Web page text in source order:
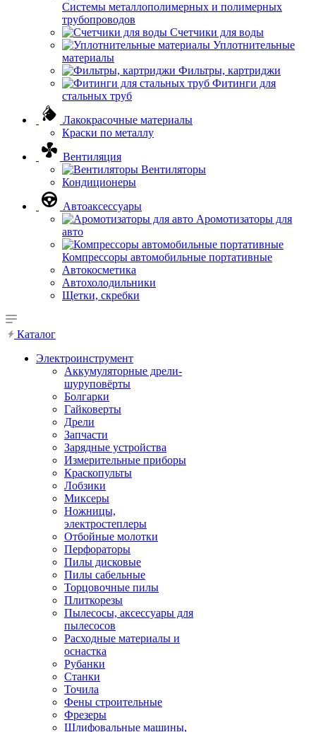
Системы металлополимерных и полимерных
трубопроводов
Счетчики для воды
Уплотнительные
материалы
Фильтры, картриджи
Фитинги для
стальных труб
Лакокрасочные материалы
Краски по металлу
Вентиляция
Вентиляторы
Кондиционеры
Автоаксессуары
Аромотизаторы для
авто
Компрессоры автомобильные портативные
Автокосметика
Автохолодильники
Щетки, скребки
Каталог
Электроинструмент
Аккумуляторные дрели-
шуруповёрты
Болгарки
Гайковерты
Дрели
Запчасти
Зарядные устройства
Измерительные приборы
Краскопульты
Лобзики
Миксеры
Ножницы,
электростеплеры
Отбойные молотки
Перфораторы
Пилы дисковые
Пилы сабельные
Торцовочные пилы
Плиткорезы
Пылесосы, аксессуары для
пылесосов
Расходные материалы и
оснастка
Рубанки
Станки
Точила
Фены строительные
Фрезеры
Шлифовальные машины,